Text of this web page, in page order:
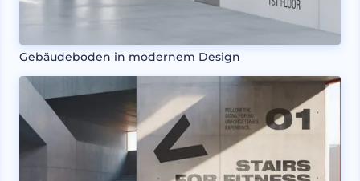
Gebäudeboden in modernem Design